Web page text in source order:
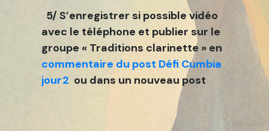
5/ S’enregistrer si possible vidéo
avec le téléphone et publier sur le
groupe « Traditions clarinette » en
commentaire du post Défi Cumbia
jour2 ou dans un nouveau post